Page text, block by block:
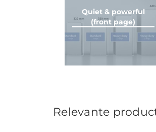
Quiet & powerful
(front page)
Relevante